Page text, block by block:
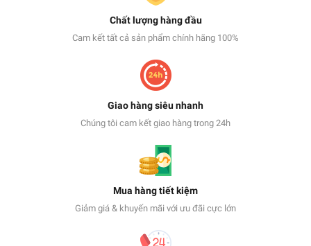
Chất lượng hàng đầu
Cam kết tất cả sản phẩm chính hãng 100%
Giao hàng siêu nhanh
Chúng tôi cam kết giao hàng trong 24h
Mua hàng tiết kiệm
Giảm giá & khuyến mãi với ưu đãi cực lớn